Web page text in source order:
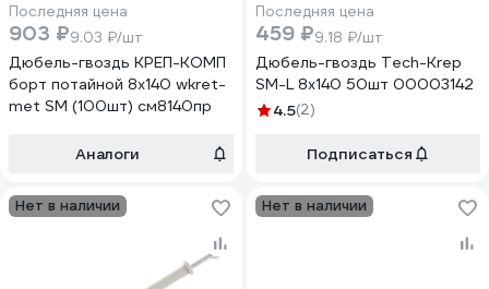
Последняя цена
903 ₽9.03 ₽/шт
Дюбель-гвоздь КРЕП-КОМП
борт потайной 8x140 wkret-
met SM (100шт) см8140пр
Аналоги
Последняя цена
459 ₽9.18 ₽/шт
Дюбель-гвоздь Tech-Krep
SM-L 8х140 50шт 00003142
4.5(2)
Подписаться
Нет в наличии Нет в наличии